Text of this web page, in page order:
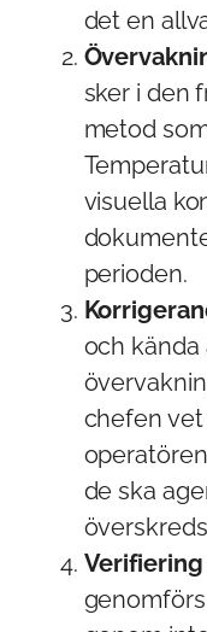
det en
sker i den
metod
visuella
perioden.
och kända
chefen vet
de ska